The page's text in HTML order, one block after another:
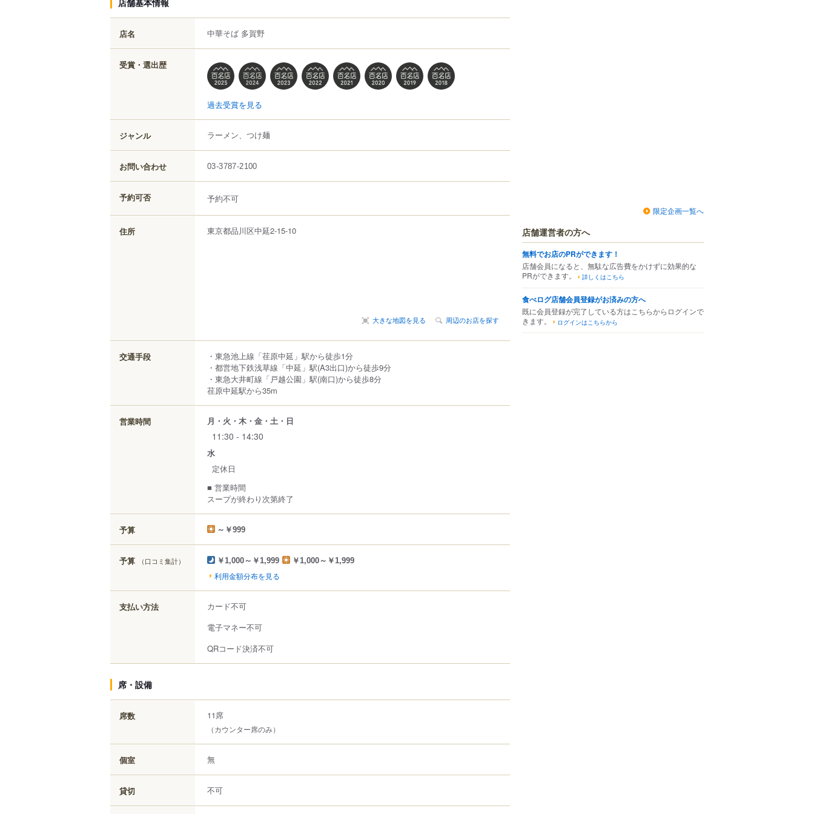
店舗基本情報
店名 中華そば 多賀野
受賞・選出歴
過去受賞を見る
ジャンル ラーメン、つけ麺
お問い合わせ 03-3787-2100
予約可否 予約不可
住所 東京都品川区中延2-15-10
大きな地図を見る 周辺のお店を探す
交通手段
・東急池上線「荏原中延」駅から徒歩1分
・都営地下鉄浅草線「中延」駅(A3出口)から徒歩9分
・東急大井町線「戸越公園」駅(南口)から徒歩8分
荏原中延駅から35m
営業時間 月・火・木・金・土・日
11:30 - 14:30
水
定休日
■ 営業時間
スープが終わり次第終了
予算 ～￥999
予算 （口コミ集計） ￥1,000～￥1,999 ￥1,000～￥1,999
利用金額分布を見る
支払い方法
カード不可
電子マネー不可
QRコード決済不可
席・設備
席数 11席
（カウンター席のみ）
個室 無
貸切 不可
限定企画一覧へ
店舗運営者の方へ
無料でお店のPRができます！
店舗会員になると、無駄な広告費をかけずに効果的な
PRができます。
詳しくはこちら
食べログ店舗会員登録がお済みの方へ
既に会員登録が完了している方はこちらからログインで
きます。
ログインはこちらから